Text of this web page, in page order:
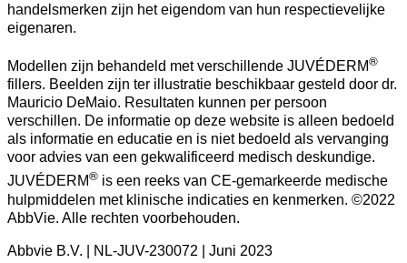
handelsmerken zijn het eigendom van hun respectievelijke
eigenaren.
Modellen zijn behandeld met verschillende JUVÉDERM®
fillers. Beelden zijn ter illustratie beschikbaar gesteld door dr.
Mauricio DeMaio. Resultaten kunnen per persoon
verschillen. De informatie op deze website is alleen bedoeld
als informatie en educatie en is niet bedoeld als vervanging
voor advies van een gekwalificeerd medisch deskundige.
JUVÉDERM® is een reeks van CE-gemarkeerde medische
hulpmiddelen met klinische indicaties en kenmerken. ©2022
AbbVie. Alle rechten voorbehouden.
Abbvie B.V. | NL-JUV-230072 | Juni 2023